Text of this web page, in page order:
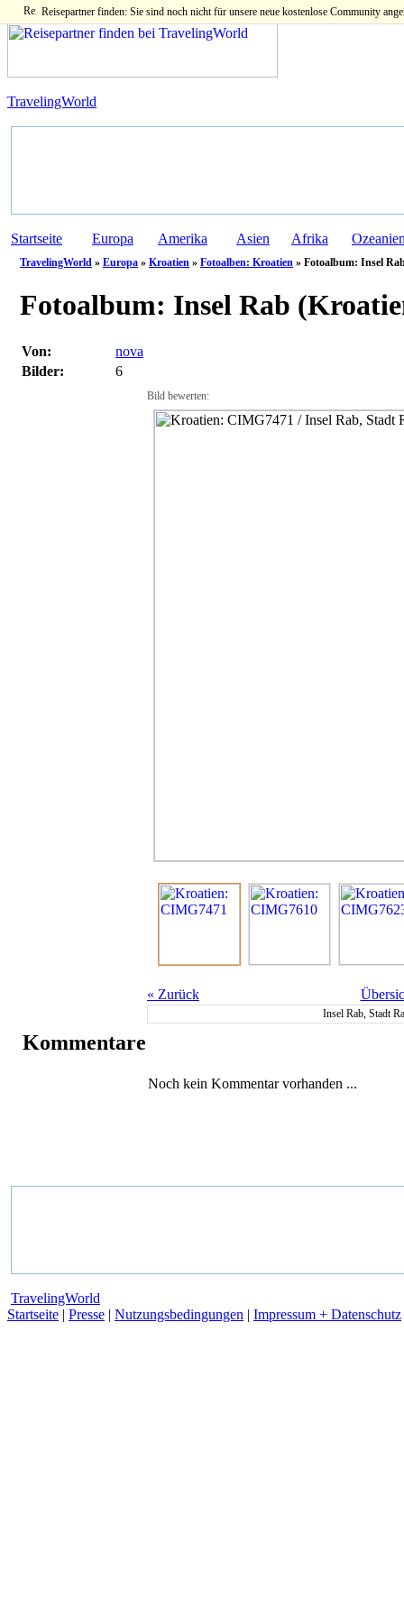
Reisepartner finden: Sie sind noch nicht für unsere neue kostenlose Community
TravelingWorld
Startseite Europa Amerika Asien Afrika
TravelingWorld » Europa » Kroatien » Fotoalben: Kroatien » Fotoalbum: Insel
Fotoalbum: Insel Rab
Von:
nova
Bilder:
6
Bild bewerten:
« Zurück
Insel Rab, Stadt
Kommentare
Noch kein Kommentar vorhanden ...
TravelingWorld
Startseite | Presse | Nutzungsbedingungen | Impressum + Datenschutz